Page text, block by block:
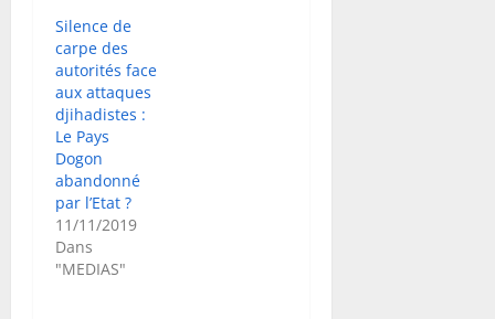
Silence de
carpe des
autorités face
aux attaques
djihadistes :
Le Pays
Dogon
abandonné
par l’Etat ?
11/11/2019
Dans
"MEDIAS"